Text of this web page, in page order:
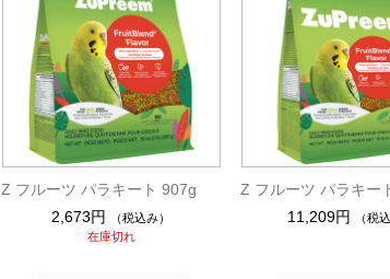
Z フルーツ パラキート 907g
2,673円
（税込み）
在庫切れ
Z フルーツ パラキー
11,209円
（税